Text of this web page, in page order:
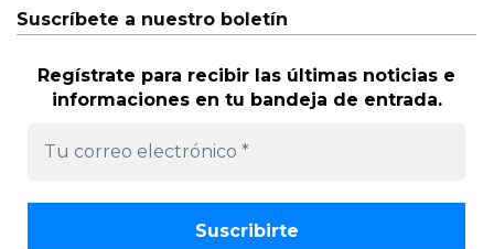
Suscríbete a nuestro boletín
Regístrate para recibir las últimas noticias e
informaciones en tu bandeja de entrada.